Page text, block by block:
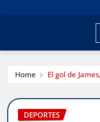
Home El gol de
DEPORTES